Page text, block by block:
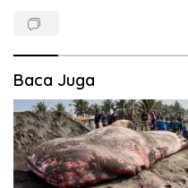
Baca Juga